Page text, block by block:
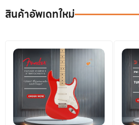
สินค้าอัพเดทใหม่